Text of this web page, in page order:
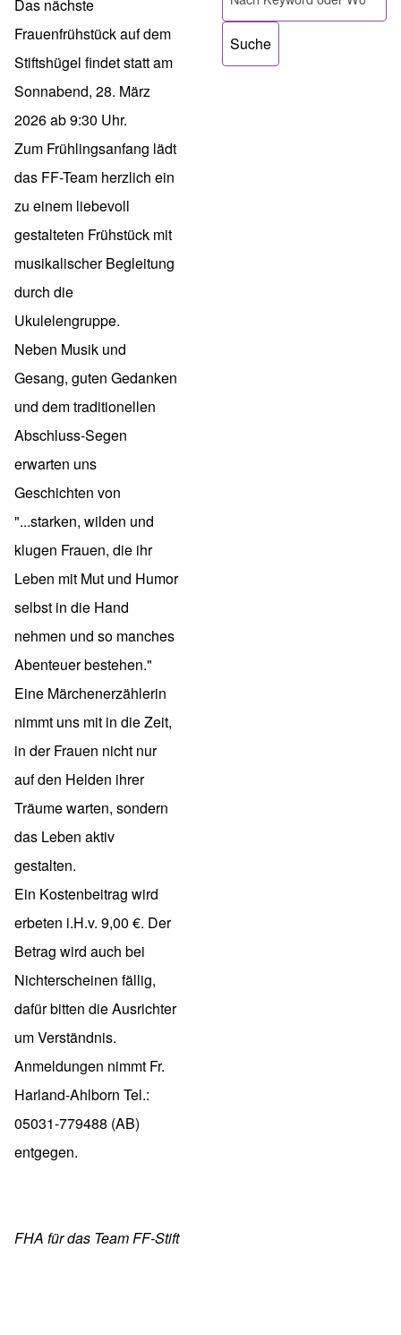
Das nächste
Frauenfrühstück auf dem
Stiftshügel findet statt am
Sonnabend, 28. März
2026 ab 9:30 Uhr.
Zum Frühlingsanfang lädt
das FF-Team herzlich ein
zu einem liebevoll
gestalteten Frühstück mit
musikalischer Begleitung
durch die
Ukulelengruppe.
Neben Musik und
Gesang, guten Gedanken
und dem traditionellen
Abschluss-Segen
erwarten uns
Geschichten von
"...starken, wilden und
klugen Frauen, die ihr
Leben mit Mut und Humor
selbst in die Hand
nehmen und so manches
Abenteuer bestehen."
Eine Märchenerzählerin
nimmt uns mit in die Zeit,
in der Frauen nicht nur
auf den Helden ihrer
Träume warten, sondern
das Leben aktiv
gestalten.
Ein Kostenbeitrag wird
erbeten i.H.v. 9,00 €. Der
Betrag wird auch bei
Nichterscheinen fällig,
dafür bitten die Ausrichter
um Verständnis.
Anmeldungen nimmt Fr.
Harland-Ahlborn Tel.:
05031-779488 (AB)
entgegen.
FHA für das Team FF-Stift